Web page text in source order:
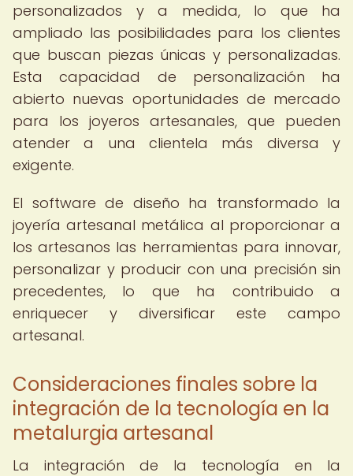
personalizados y a medida, lo que ha
ampliado las posibilidades para los clientes
que buscan piezas únicas y personalizadas.
Esta capacidad de personalización ha
abierto nuevas oportunidades de mercado
para los joyeros artesanales, que pueden
atender a una clientela más diversa y
exigente.
El software de diseño ha transformado la
joyería artesanal metálica al proporcionar a
los artesanos las herramientas para innovar,
personalizar y producir con una precisión sin
precedentes, lo que ha contribuido a
enriquecer y diversificar este campo
artesanal.
Consideraciones finales sobre la
integración de la tecnología en la
metalurgia artesanal
La integración de la tecnología en la